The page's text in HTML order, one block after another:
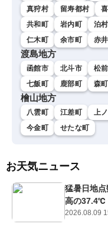
真狩村
留寿都村
共和町
岩内町 泊村
仁木町
余市町 赤
渡島地方
函館市 北斗市 松
七飯町
鹿部町 森町
檜山地方
八雲町 江差町 上
今金町
せたな町
お天気ニュース
猛暑日地
高の37.4℃
2026.08.09